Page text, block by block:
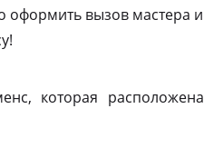
оформить вызов мастера и
которая расположена